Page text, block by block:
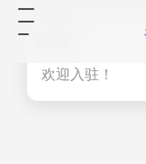
欢迎入驻！